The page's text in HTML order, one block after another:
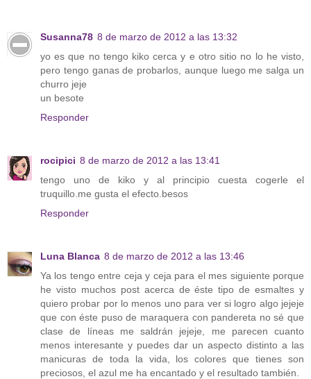
Susanna78 8 de marzo de 2012 a las 13:32
yo es que no tengo kiko cerca y e otro sitio no lo he visto,
pero tengo ganas de probarlos, aunque luego me salga un
churro jeje
un besote
Responder
rocipici 8 de marzo de 2012 a las 13:41
tengo uno de kiko y al principio cuesta cogerle el
truquillo.me gusta el efecto.besos
Responder
Luna Blanca 8 de marzo de 2012 a las 13:46
Ya los tengo entre ceja y ceja para el mes siguiente porque
he visto muchos post acerca de éste tipo de esmaltes y
quiero probar por lo menos uno para ver si logro algo jejeje
que con éste puso de maraquera con pandereta no sé que
clase de líneas me saldrán jejeje, me parecen cuanto
menos interesante y puedes dar un aspecto distinto a las
manicuras de toda la vida, los colores que tienes son
preciosos, el azul me ha encantado y el resultado también.